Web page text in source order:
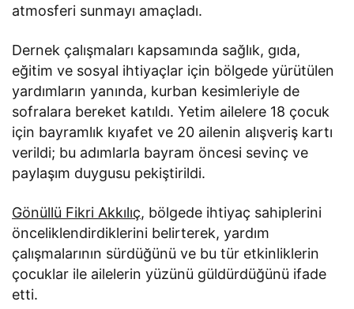
atmosferi sunmayı amaçladı.
Dernek çalışmaları kapsamında sağlık, gıda,
eğitim ve sosyal ihtiyaçlar için bölgede yürütülen
yardımların yanında, kurban kesimleriyle de
sofralara bereket katıldı. Yetim ailelere 18 çocuk
için bayramlık kıyafet ve 20 ailenin alışveriş kartı
verildi; bu adımlarla bayram öncesi sevinç ve
paylaşım duygusu pekiştirildi.
Gönüllü Fikri Akkılıç, bölgede ihtiyaç sahiplerini
önceliklendirdiklerini belirterek, yardım
çalışmalarının sürdüğünü ve bu tür etkinliklerin
çocuklar ile ailelerin yüzünü güldürdüğünü ifade
etti.